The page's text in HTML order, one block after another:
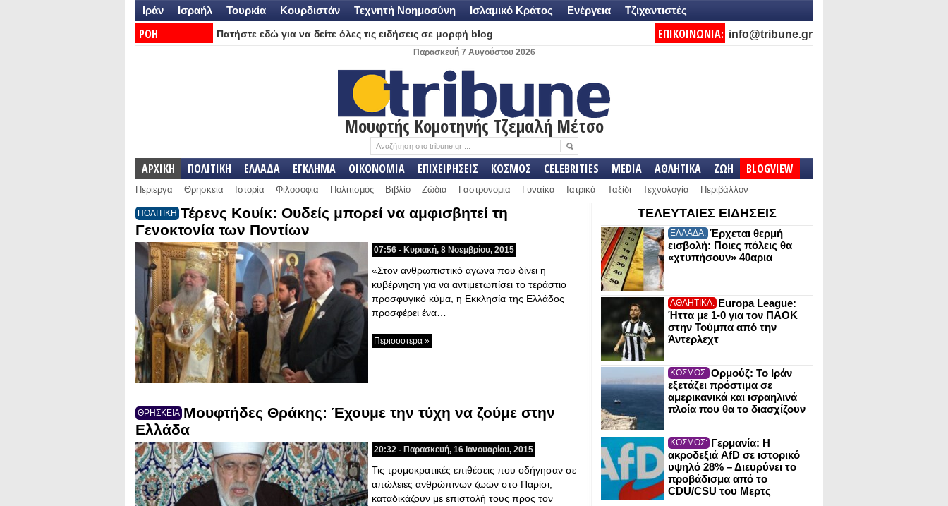
Ιράν Ισραήλ Τουρκία Κουρδιστάν Τεχνητή Νοημοσύνη Ισλαμικό Κράτος Ενέργεια Τζιχαντιστές
ΡΟΗ
Πατήστε εδώ για να δείτε όλες τις ειδήσεις σε μορφή blog ΕΠΙΚΟΙΝΩΝΙΑ: info@tribune.gr
Παρασκευή 7 Αυγούστου 2026
Μουφτής Κομοτηνής Τζεμαλή Μέτσο
ΑΡΧΙΚΗ ΠΟΛΙΤΙΚΗ ΕΛΛΑΔΑ ΕΓΚΛΗΜΑ ΟΙΚΟΝΟΜΙΑ ΕΠΙΧΕΙΡΗΣΕΙΣ ΚΟΣΜΟΣ CELEBRITIES MEDIA ΑΘΛΗΤΙΚΑ ΖΩΗ BLOGVIEW
Περίεργα Θρησκεία Ιστορία Φιλοσοφία Πολιτισμός Βιβλίο Ζώδια Γαστρονομία Γυναίκα Ιατρικά Ταξίδι Τεχνολογία Περιβάλλον
ΠΟΛΙΤΙΚΗ Τέρενς Κουίκ: Ουδείς μπορεί να αμφισβητεί τη
Γενοκτονία των Ποντίων
07:56 - Κυριακή, 8 Νοεμβρίου, 2015
«Στον ανθρωπιστικό αγώνα που δίνει η
κυβέρνηση για να αντιμετωπίσει το τεράστιο
προσφυγικό κύμα, η Εκκλησία της Ελλάδος
προσφέρει ένα…
Περισσότερα »
ΘΡΗΣΚΕΙΑ Μουφτήδες Θράκης: Έχουμε την τύχη να ζούμε στην
Ελλάδα
20:32 - Παρασκευή, 16 Ιανουαρίου, 2015
Τις τρομοκρατικές επιθέσεις που οδήγησαν σε
απώλειες ανθρώπινων ζωών στο Παρίσι,
καταδικάζουν με επιστολή τους προς τον
ΤΕΛΕΥΤΑΙΕΣ ΕΙΔΗΣΕΙΣ
ΕΛΛΑΔΑ: Έρχεται θερμή
εισβολή: Ποιες πόλεις θα
«χτυπήσουν» 40αρια
ΑΘΛΗΤΙΚΑ: Europa League:
Ήττα με 1-0 για τον ΠΑΟΚ
στην Τούμπα από την
Άντερλεχτ
ΚΟΣΜΟΣ: Ορμούζ: Το Ιράν
εξετάζει πρόστιμα σε
αμερικανικά και ισραηλινά
πλοία που θα το διασχίζουν
ΚΟΣΜΟΣ: Γερμανία: Η
ακροδεξιά AfD σε ιστορικό
υψηλό 28% – Διευρύνει το
προβάδισμα από το
CDU/CSU του Μερτς